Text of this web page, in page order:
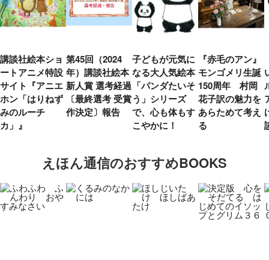
講談社絵本ショ
ートアニメ特設
サイト『アニエ
ホン「はりねず
みのルーチ
カ」』
第45回（2024
年）講談社絵本
新人賞 選考経過
〔最終選考 受賞
作決定〕報告
子どもが元気に
なる大人気絵本
「パンダたいそ
う」シリーズ
で、心も体もす
こやかに！
『赤毛のアン』
モンゴメリ生誕
150周年 村岡
花子訳の魅力を
あらためて考え
る
えほん通信のおすすめBOOKS